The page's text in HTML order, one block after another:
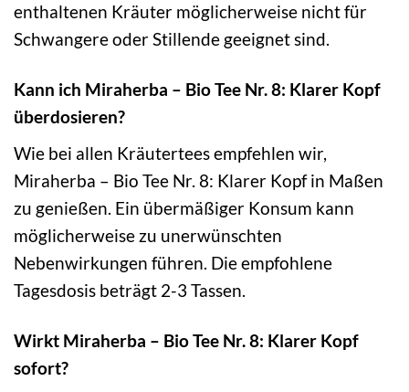
enthaltenen Kräuter möglicherweise nicht für
Schwangere oder Stillende geeignet sind.
Kann ich Miraherba – Bio Tee Nr. 8: Klarer Kopf
überdosieren?
Wie bei allen Kräutertees empfehlen wir,
Miraherba – Bio Tee Nr. 8: Klarer Kopf in Maßen
zu genießen. Ein übermäßiger Konsum kann
möglicherweise zu unerwünschten
Nebenwirkungen führen. Die empfohlene
Tagesdosis beträgt 2-3 Tassen.
Wirkt Miraherba – Bio Tee Nr. 8: Klarer Kopf
sofort?